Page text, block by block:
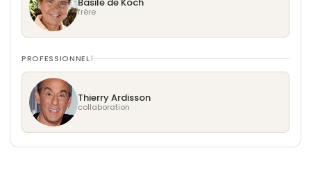
frère
PROFESSIONNEL1
Thierry Ardisson
collaboration